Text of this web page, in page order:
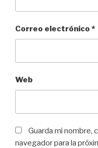
Correo electrónico *
Web
Guarda mi nombre,
navegador para la